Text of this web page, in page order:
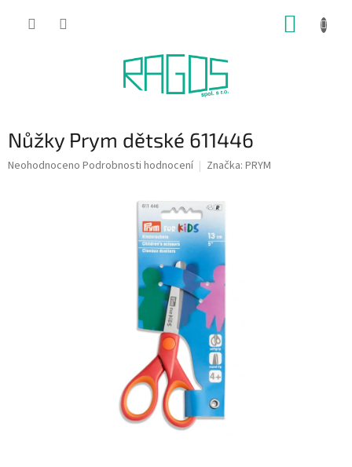
Nůžky Prym dětské 611446
Průměrné
Neohodnoceno Podrobnosti hodnocení Značka: PRYM